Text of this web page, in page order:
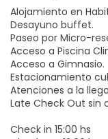
Alojamiento en
Desayuno buffet.
Paseo por Micro-
Acceso a Piscina
Acceso a Gimnasio.
Estacionamiento
Atenciones a la
Late Check Out sin
Check in 15:00 hs